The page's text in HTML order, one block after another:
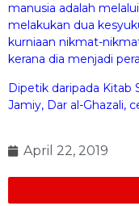
manusia adalah
melakukan dua
kurniaan nikmat-
kerana dia menjadi
Dipetik daripada Kitab
Jamiy, Dar al-Ghazali,
April 22, 2019